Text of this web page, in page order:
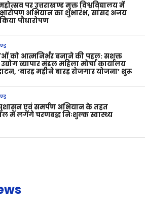
पर उत्तराखण्ड मुक्त विश्वविद्यालय में
अभियान का शुभारंभ, सांसद अजय
पौधारोपण
को आत्मनिर्भर बनाने की पहल: सशक्त
व्यापार मंडल महिला मोर्चा कार्यालय
‘बारह महीने बारह रोजगार योजना’ शुरू
एवं समर्पण अभियान के तहत
में लगेंगे चरणबद्ध निःशुल्क स्वास्थ्य